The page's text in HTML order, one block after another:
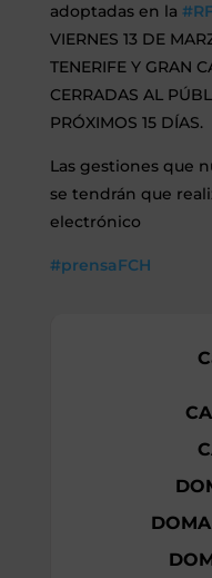
928 366 908//
Tenerife
922 256 601//
 922 256 601
adoptadas en la
VIERNES 13 DE
TENERIFE Y GRAN
CERRADAS AL
PRÓXIMOS 15 DÍAS.
Las gestiones que
se tendrán que
electrónico
#prensaFCH